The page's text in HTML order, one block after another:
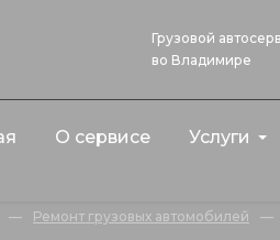
Грузовой
во Владимире
О сервисе Услуги
— Ремонт грузовых автомобилей —